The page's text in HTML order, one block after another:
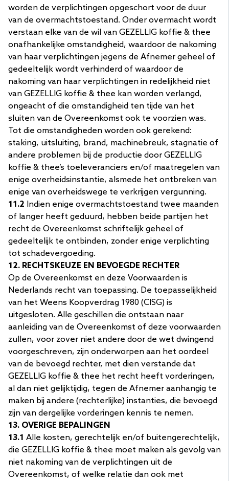
worden de verplichtingen opgeschort voor de duur
van de overmachtstoestand. Onder overmacht wordt
verstaan elke van de wil van GEZELLIG koffie & thee
onafhankelijke omstandigheid, waardoor de nakoming
van haar verplichtingen jegens de Afnemer geheel of
gedeeltelijk wordt verhinderd of waardoor de
nakoming van haar verplichtingen in redelijkheid niet
van GEZELLIG koffie & thee kan worden verlangd,
ongeacht of die omstandigheid ten tijde van het
sluiten van de Overeenkomst ook te voorzien was.
Tot die omstandigheden worden ook gerekend:
staking, uitsluiting, brand, machinebreuk, stagnatie of
andere problemen bij de productie door GEZELLIG
koffie & thee’s toeleveranciers en/of maatregelen van
enige overheidsinstantie, alsmede het ontbreken van
enige van overheidswege te verkrijgen vergunning.
11.2 Indien enige overmachtstoestand twee maanden
of langer heeft geduurd, hebben beide partijen het
recht de Overeenkomst schriftelijk geheel of
gedeeltelijk te ontbinden, zonder enige verplichting
tot schadevergoeding.
12. RECHTSKEUZE EN BEVOEGDE RECHTER
Op de Overeenkomst en deze Voorwaarden is
Nederlands recht van toepassing. De toepasselijkheid
van het Weens Koopverdrag 1980 (CISG) is
uitgesloten. Alle geschillen die ontstaan naar
aanleiding van de Overeenkomst of deze voorwaarden
zullen, voor zover niet andere door de wet dwingend
voorgeschreven, zijn onderworpen aan het oordeel
van de bevoegd rechter, met dien verstande dat
GEZELLIG koffie & thee het recht heeft vorderingen,
al dan niet gelijktijdig, tegen de Afnemer aanhangig te
maken bij andere (rechterlijke) instanties, die bevoegd
zijn van dergelijke vorderingen kennis te nemen.
13. OVERIGE BEPALINGEN
13.1 Alle kosten, gerechtelijk en/of buitengerechtelijk,
die GEZELLIG koffie & thee moet maken als gevolg van
niet nakoming van de verplichtingen uit de
Overeenkomst, of welke relatie dan ook met